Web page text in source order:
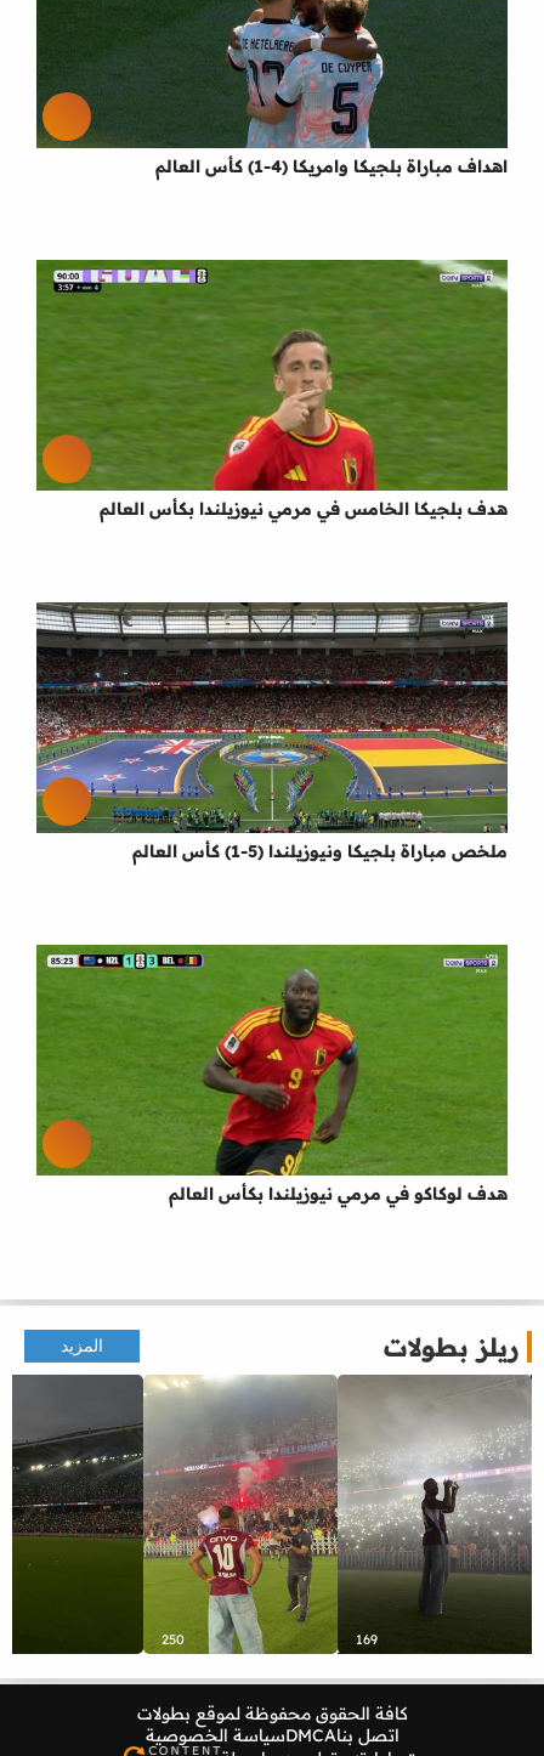
اهداف مباراة بلجيكا وامريكا (4-1) كأس العالم
هدف بلجيكا الخامس في مرمي نيوزيلندا بكأس العالم
ملخص مباراة بلجيكا ونيوزيلندا (5-1) كأس العالم
هدف لوكاكو في مرمي نيوزيلندا بكأس العالم
ريلز بطولات المزيد
169
250
كافة الحقوق محفوظة لموقع بطولات
اتصل بناDMCAسياسة الخصوصية